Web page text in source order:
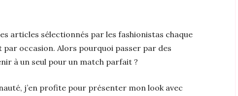
articles sélectionnés par les fashionistas chaque
occasion. Alors pourquoi passer par des
à un seul pour un match parfait ?
j’en profite pour présenter mon look avec